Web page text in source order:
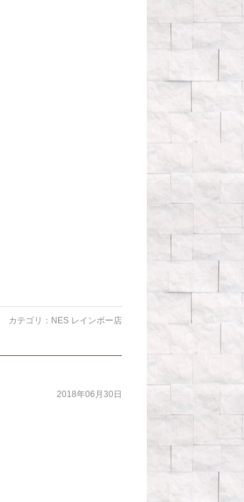
カテゴリ： NES レインボー店
2018年06月30日